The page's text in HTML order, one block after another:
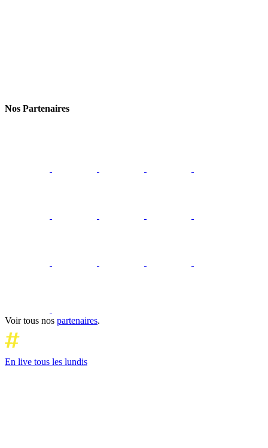
Nos Partenaires
Voir tous nos partenaires.
En live tous les lundis